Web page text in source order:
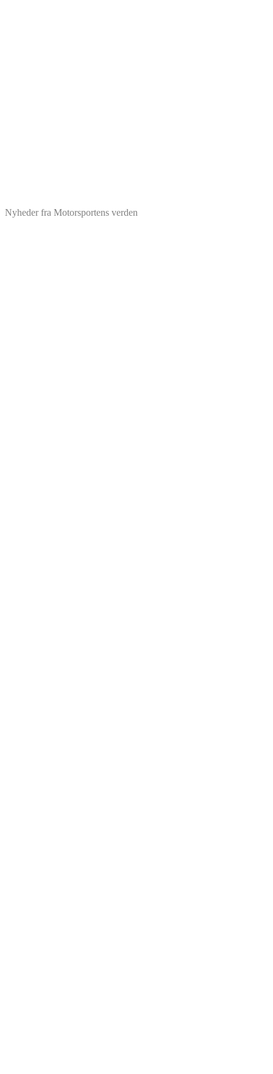
Nyheder fra Motorsportens verden